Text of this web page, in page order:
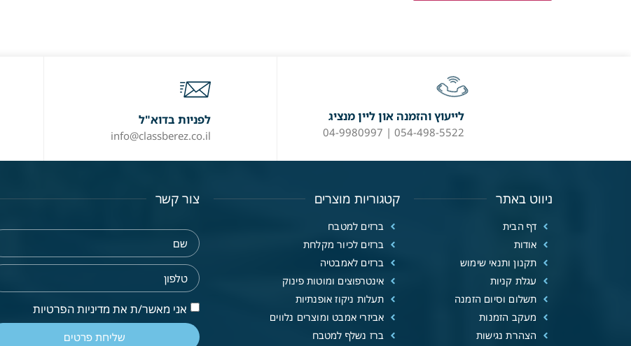
לייעוץ והזמנה און ליין מנציג
054-498-5522 | 04-9980997
לפניות בדוא"ל
info@classberez.co.il
ניווט באתר
דף הבית
אודות
תקנון ותנאי שימוש
עגלת קניות
תשלום וסיום הזמנה
מעקב הזמנות
הצהרת נגישות
קטגוריות מוצרים
ברזים למטבח
ברזים לכיור מקלחת
ברזים לאמבטיה
אינטרפוצים ומוטות פינוק
תעלות ניקוז אופנתיות
אביזרי אמבט ומוצרים נלווים
ברז נשלף למטבח
צור קשר
אני מאשר/ת את מדיניות הפרטיות
שליחת פרטים